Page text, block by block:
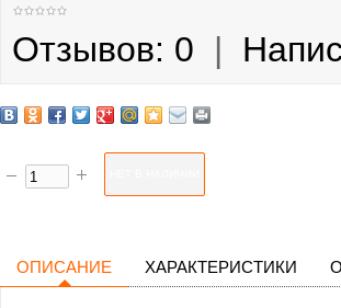
Отзывов: 0 |
ОПИСАНИЕ ХАРАКТЕРИСТИКИ